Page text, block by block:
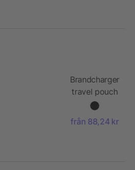
Brandcharger
travel pouch
Virtuo Ora
från 88,24 kr